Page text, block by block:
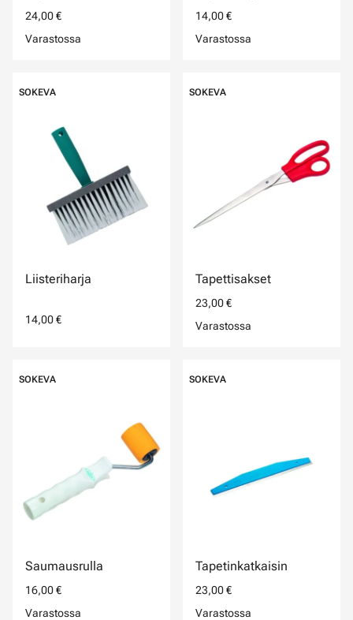
24,00 €
Varastossa
14,00 €
Varastossa
SOKEVA
Liisteriharja
14,00 €
SOKEVA
Tapettisakset
23,00 €
Varastossa
SOKEVA
Saumausrulla
16,00 €
Varastossa
SOKEVA
Tapetinkatkaisin
23,00 €
Varastossa